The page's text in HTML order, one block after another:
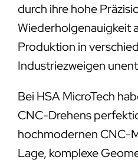
durch ihre hohe
Wiederholgenauigkeit
Produktion in
Industriezweigen
Bei HSA MicroTech
CNC-Drehens
hochmodernen CNC-
Lage, komplexe